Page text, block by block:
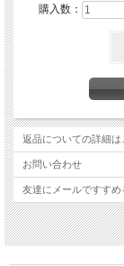
購入数：
返品についての詳細は
お問い合わせ
友達にメールですすめ